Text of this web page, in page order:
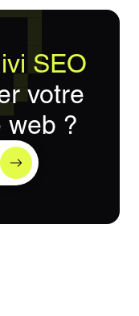
SEO
votre
web ?